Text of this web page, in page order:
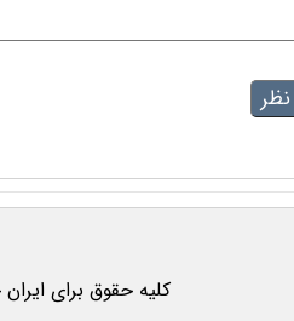
کلیه حقوق برای